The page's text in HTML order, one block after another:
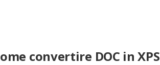
convertire DOC in XPS